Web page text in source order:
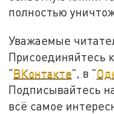
полностью
Уважаемые
Присоединяйтесь
"ВКонтакте", в "
Подписывайтесь
всё самое